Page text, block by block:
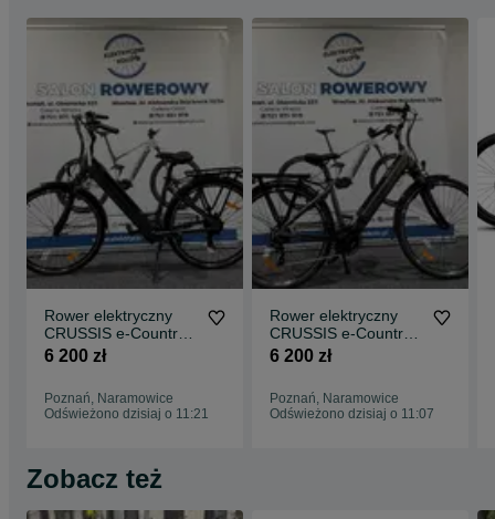
Rower elektryczny
CRUSSIS e-Country
1.13 - 19" (612 Wh)
6 200 zł
Poznań, Naramowice
Odświeżono dzisiaj o 11:21
Rower elektryczny
CRUSSIS e-Country
1.13 - 17" (612 Wh)
6 200 zł
Poznań, Naramowice
Odświeżono dzisiaj o 11:07
Zobacz też